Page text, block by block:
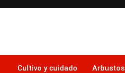
Skip
Cultivo y cuidado Arbustos